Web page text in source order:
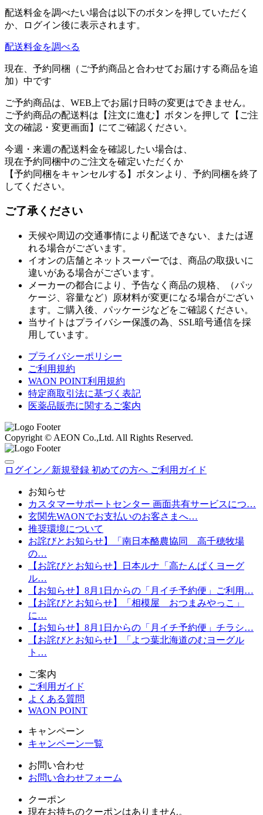
配送料金を調べたい場合は以下のボタンを押していただく
か、ログイン後に表示されます。
配送料金を調べる
現在、予約同梱（ご予約商品と合わせてお届けする商品を追
加）中です
ご予約商品は、WEB上でお届け日時の変更はできません。
ご予約商品の配送料は【注文に進む】ボタンを押して【ご注
文の確認・変更画面】にてご確認ください。
今週・来週の配送料金を確認したい場合は、
現在予約同梱中のご注文を確定いただくか
【予約同梱をキャンセルする】ボタンより、予約同梱を終了
してください。
ご了承ください
天候や周辺の交通事情により配送できない、または遅
れる場合がございます。
イオンの店舗とネットスーパーでは、商品の取扱いに
違いがある場合がございます。
メーカーの都合により、予告なく商品の規格、（パッ
ケージ、容量など）原材料が変更になる場合がござい
ます。ご購入後、パッケージなどをご確認ください。
当サイトはプライバシー保護の為、SSL暗号通信を採
用しています。
プライバシーポリシー
ご利用規約
WAON POINT利用規約
特定商取引法に基づく表記
医薬品販売に関するご案内
Copyright © AEON Co.,Ltd. All Rights Reserved.
ログイン／新規登録 初めての方へ ご利用ガイド
お知らせ
カスタマーサポートセンター 画面共有サービスにつ…
玄関先WAONでお支払いのお客さまへ…
推奨環境について
お詫びとお知らせ】「南日本酪農協同 高千穂牧場
の…
【お詫びとお知らせ】日本ルナ「高たんぱくヨーグ
ル…
【お知らせ】8月1日からの「月イチ予約便」ご利用…
【お詫びとお知らせ】「相模屋 おつまみやっこ」
に…
【お知らせ】8月1日からの「月イチ予約便」チラシ…
【お詫びとお知らせ】「よつ葉北海道のむヨーグル
ト…
ご案内
ご利用ガイド
よくある質問
WAON POINT
キャンペーン
キャンペーン一覧
お問い合わせ
お問い合わせフォーム
クーポン
現在お持ちのクーポンはありません。